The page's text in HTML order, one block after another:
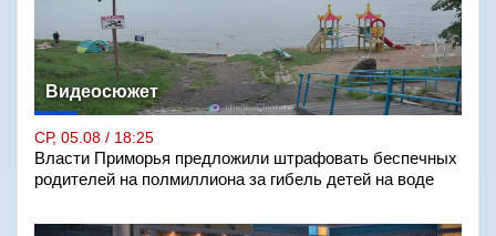
Видеосюжет
СР, 05.08 / 18:25
Власти Приморья предложили штрафовать беспечных
родителей на полмиллиона за гибель детей на воде